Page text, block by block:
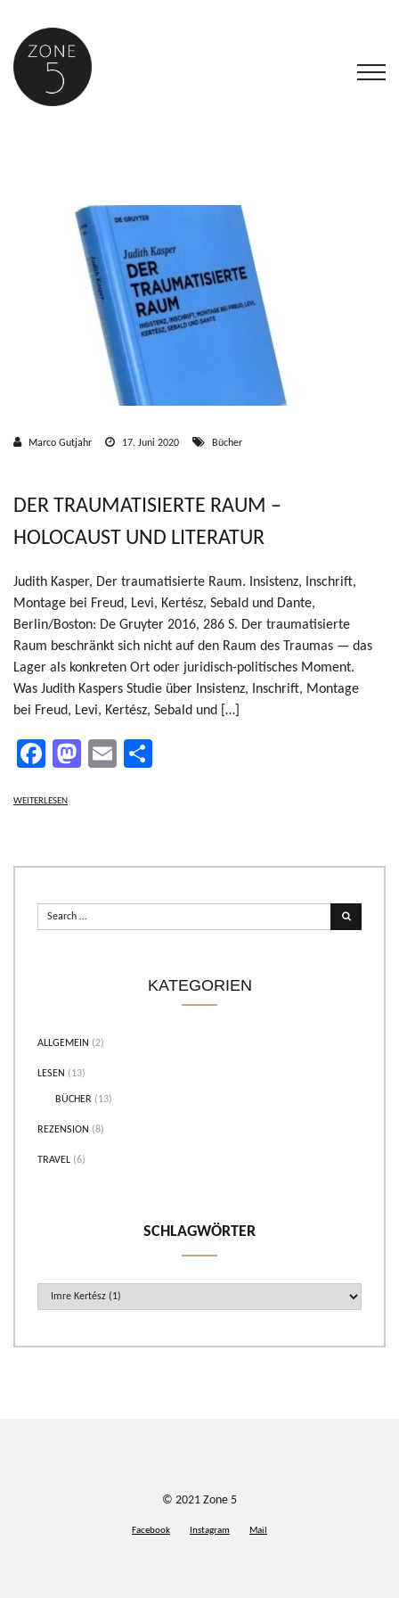
Marco Gutjahr 17. Juni 2020 Bücher
DER TRAUMATISIERTE RAUM –
HOLOCAUST UND LITERATUR
Judith Kasper, Der traumatisierte Raum. Insistenz, Inschrift,
Montage bei Freud, Levi, Kertész, Sebald und Dante,
Berlin/Boston: De Gruyter 2016, 286 S. Der traumatisierte
Raum beschränkt sich nicht auf den Raum des Traumas — das
Lager als konkreten Ort oder juridisch-politisches Moment.
Was Judith Kaspers Studie über Insistenz, Inschrift, Montage
bei Freud, Levi, Kertész, Sebald und […]
Facebook
Mastodon
Email
WEITERLESEN
KATEGORIEN
ALLGEMEIN (2)
LESEN (13)
BÜCHER (13)
REZENSION (8)
TRAVEL (6)
SCHLAGWÖRTER
© 2021 Zone 5
Facebook Instagram Mail